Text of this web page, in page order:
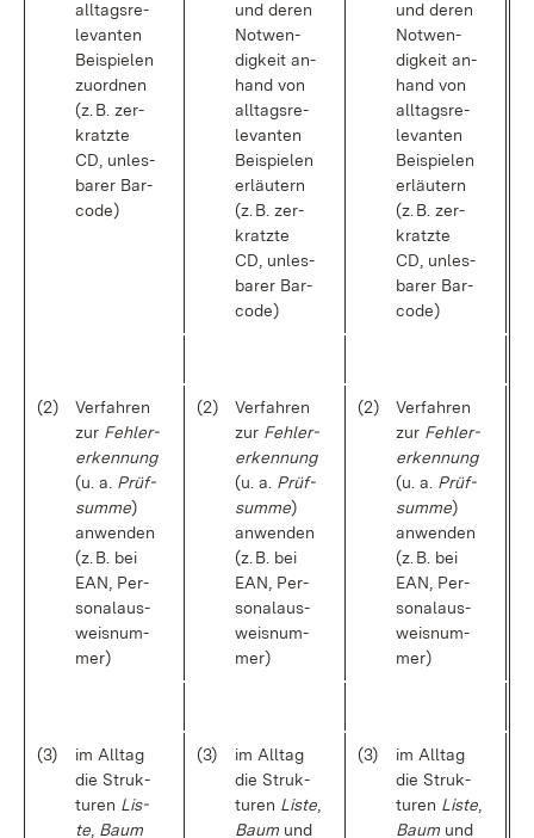
all­tags­re­
le­van­ten
Bei­spie­len
zu­ord­nen
(z. B. zer­
kratz­te
CD, un­les­
ba­rer Bar­
code)
und de­ren
Not­wen­
dig­keit an­
hand von
all­tags­re­
le­van­ten
Bei­spie­len
er­läu­tern
(z. B. zer­
kratz­te
CD, un­les­
ba­rer Bar­
code)
und de­ren
Not­wen­
dig­keit an­
hand von
all­tags­re­
le­van­ten
Bei­spie­len
er­läu­tern
(z. B. zer­
kratz­te
CD, un­les­
ba­rer Bar­
code)
(2)
Ver­fah­ren
zur Feh­ler­
er­ken­nung
(u. a. Prüf­
sum­me)
an­wen­den
(z. B. bei
EAN, Per­
so­nal­aus­
weis­num­
mer)
(2)
Ver­fah­ren
zur Feh­ler­
er­ken­nung
(u. a. Prüf­
sum­me)
an­wen­den
(z. B. bei
EAN, Per­
so­nal­aus­
weis­num­
mer)
(2)
Ver­fah­ren
zur Feh­ler­
er­ken­nung
(u. a. Prüf­
sum­me)
an­wen­den
(z. B. bei
EAN, Per­
so­nal­aus­
weis­num­
mer)
(3)
im All­tag
die Struk­
tu­ren Lis­
te Baum
(3)
im All­tag
die Struk­
tu­ren Lis­te
Baum und
(3)
im All­tag
die Struk­
tu­ren Lis­te
Baum und